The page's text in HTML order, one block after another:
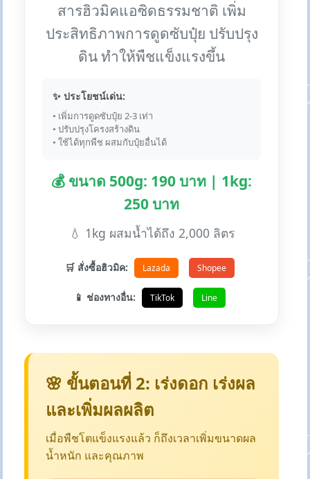
สารฮิวมิคแอซิดธรรมชาติ เพิ่ม
ประสิทธิภาพการดูดซับปุ๋ย ปรับปรุง
ดิน ทำให้พืชแข็งแรงขึ้น
✨ ประโยชน์เด่น:
• เพิ่มการดูดซับปุ๋ย 2-3 เท่า
• ปรับปรุงโครงสร้างดิน
• ใช้ได้ทุกพืช ผสมกับปุ๋ยอื่นได้
💰 ขนาด 500g: 190 บาท | 1kg:
250 บาท
💧 1kg ผสมน้ำได้ถึง 2,000 ลิตร
🛒 สั่งซื้อฮิวมิค: Lazada Shopee
📱 ช่องทางอื่น: TikTok Line
🌸 ขั้นตอนที่ 2: เร่งดอก เร่งผล
และเพิ่มผลผลิต
เมื่อพืชโตแข็งแรงแล้ว ก็ถึงเวลาเพิ่มขนาดผล
น้ำหนัก และคุณภาพ